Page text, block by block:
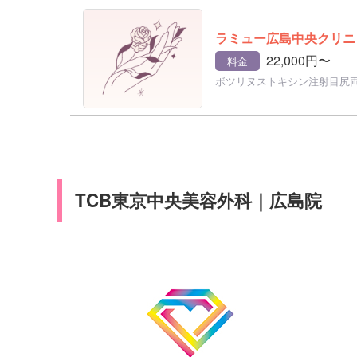
ラミュー広島中央クリ
料金 22,000円〜
ボツリヌストキシン注射目尻
TCB東京中央美容外科｜広島院